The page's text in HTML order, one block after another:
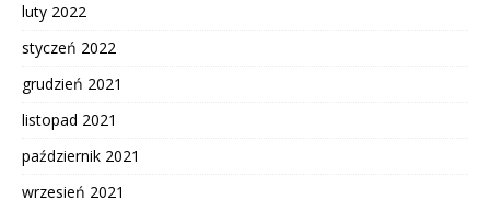
luty 2022
styczeń 2022
grudzień 2021
listopad 2021
październik 2021
wrzesień 2021